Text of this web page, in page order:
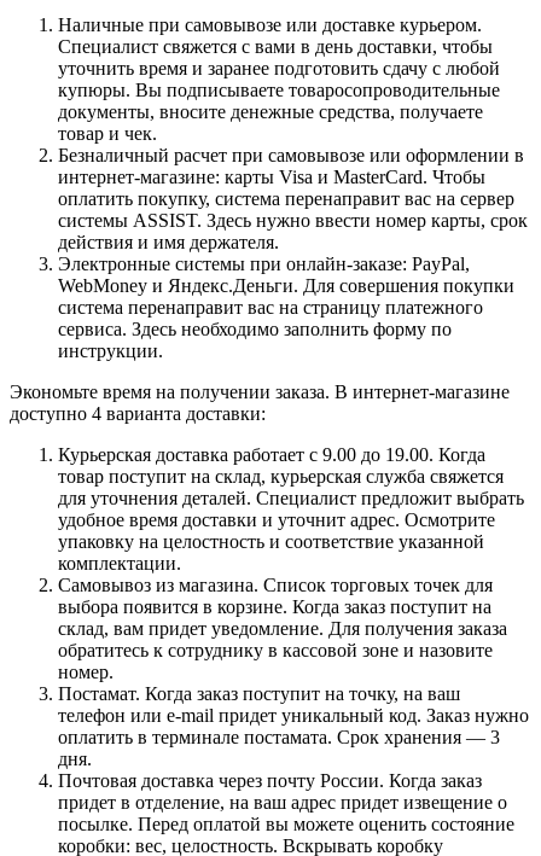
Наличные при самовывозе или доставке курьером.
Специалист свяжется с вами в день доставки, чтобы
уточнить время и заранее подготовить сдачу с любой
купюры. Вы подписываете товаросопроводительные
документы, вносите денежные средства, получаете
товар и чек.
Безналичный расчет при самовывозе или оформлении в
интернет-магазине: карты Visa и MasterCard. Чтобы
оплатить покупку, система перенаправит вас на сервер
системы ASSIST. Здесь нужно ввести номер карты, срок
действия и имя держателя.
Электронные системы при онлайн-заказе: PayPal,
WebMoney и Яндекс.Деньги. Для совершения покупки
система перенаправит вас на страницу платежного
сервиса. Здесь необходимо заполнить форму по
инструкции.
Экономьте время на получении заказа. В интернет-магазине
доступно 4 варианта доставки:
Курьерская доставка работает с 9.00 до 19.00. Когда
товар поступит на склад, курьерская служба свяжется
для уточнения деталей. Специалист предложит выбрать
удобное время доставки и уточнит адрес. Осмотрите
упаковку на целостность и соответствие указанной
комплектации.
Самовывоз из магазина. Список торговых точек для
выбора появится в корзине. Когда заказ поступит на
склад, вам придет уведомление. Для получения заказа
обратитесь к сотруднику в кассовой зоне и назовите
номер.
Постамат. Когда заказ поступит на точку, на ваш
телефон или e-mail придет уникальный код. Заказ нужно
оплатить в терминале постамата. Срок хранения — 3
дня.
Почтовая доставка через почту России. Когда заказ
придет в отделение, на ваш адрес придет извещение о
посылке. Перед оплатой вы можете оценить состояние
коробки: вес, целостность. Вскрывать коробку